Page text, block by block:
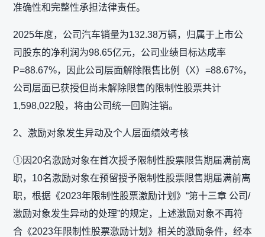
准确性和完整性承担法律责任。
2025年度，公司汽车销量为132.38万辆，归属于上市公
司股东的净利润为98.65亿元，公司业绩目标达成率
P=88.67%，因此公司层面解除限售比例（X）=88.67%，
公司层面已获授但尚未解除限售的限制性股票共计
1,598,022股，将由公司统一回购注销。
2、激励对象发生异动及个人层面绩效考核
①因20名激励对象在首次授予限制性股票限售期届满前离
职，10名激励对象在预留授予限制性股票限售期届满前离
职，根据《2023年限制性股票激励计划》“第十三章 公司/
激励对象发生异动的处理”的规定，上述激励对象不再符
合《2023年限制性股票激励计划》相关的激励条件，经本